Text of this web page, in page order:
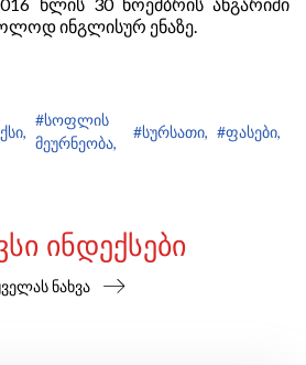
ინგლისურ ენაზე.
#სოფლის
მეურნეობა,
#სურსათი, #ფასები,
ᲘᲜᲓᲔᲥᲡᲔᲑᲘ
ნახვა